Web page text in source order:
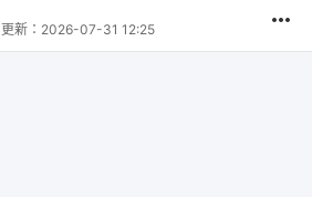
更新： 2026-07-31 12:25